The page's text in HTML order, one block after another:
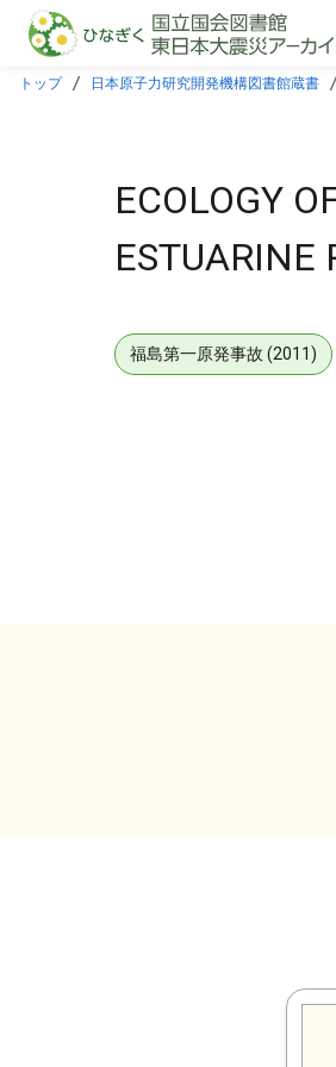
本文に飛ぶ
トップ 日本原子力研究開発機構図書館蔵書
ECOLOGY
ESTUARINE
福島第一原発事故 (2011)